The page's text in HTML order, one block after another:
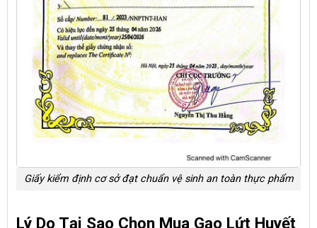
Giấy kiểm định cơ sở đạt chuẩn vệ sinh an toàn thực phẩm
Lý Do Tại Sao Chọn Mua Gạo Lứt Huyết